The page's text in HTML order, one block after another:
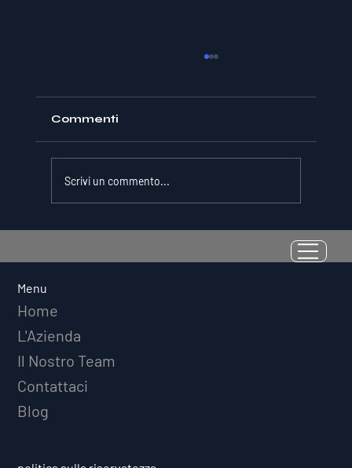
Misurabile: Perché il Quoziente di
Commenti
Scrivi un commento...
Menu
Home
L'Azienda
Il Nostro Team
Contattaci
Blog